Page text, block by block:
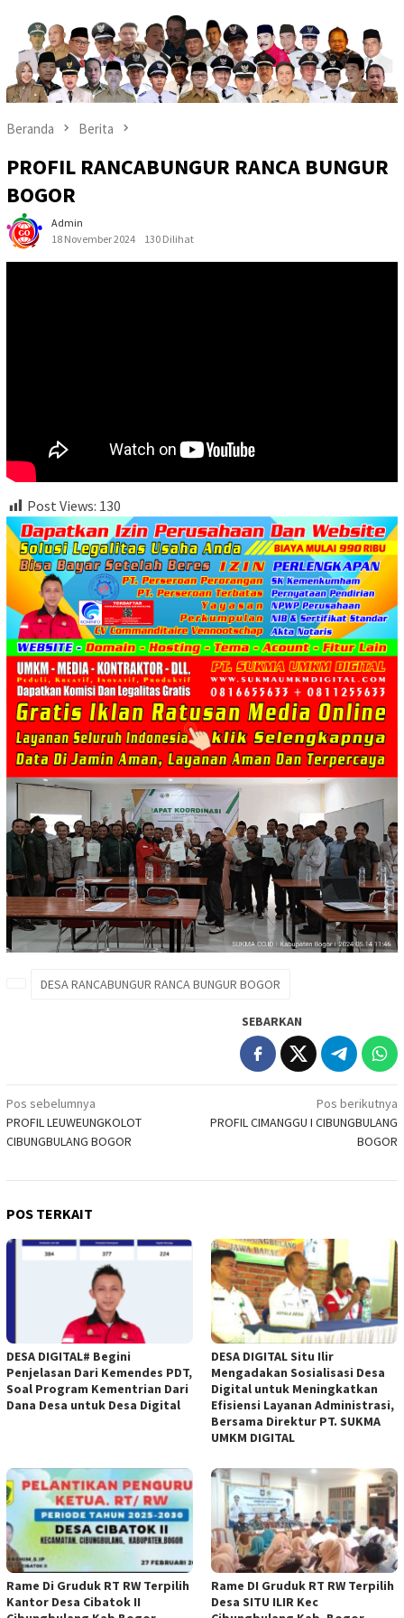
Beranda Berita
PROFIL RANCABUNGUR RANCA BUNGUR
BOGOR
Admin
18 November 2024
130 Dilihat
Post Views: 130
DESA RANCABUNGUR RANCA BUNGUR BOGOR
SEBARKAN
Navigasi
pos
Pos sebelumnya
PROFIL LEUWEUNGKOLOT
CIBUNGBULANG BOGOR
Pos berikutnya
PROFIL CIMANGGU I CIBUNGBULANG
BOGOR
POS TERKAIT
DESA DIGITAL# Begini
Penjelasan Dari Kemendes PDT,
Soal Program Kementrian Dari
Dana Desa untuk Desa Digital
DESA DIGITAL Situ Ilir
Mengadakan Sosialisasi Desa
Digital untuk Meningkatkan
Efisiensi Layanan Administrasi,
Bersama Direktur PT. SUKMA
UMKM DIGITAL
Rame Di Gruduk RT RW Terpilih
Kantor Desa Cibatok II
Rame DI Gruduk RT RW Terpilih
Desa SITU ILIR Kec